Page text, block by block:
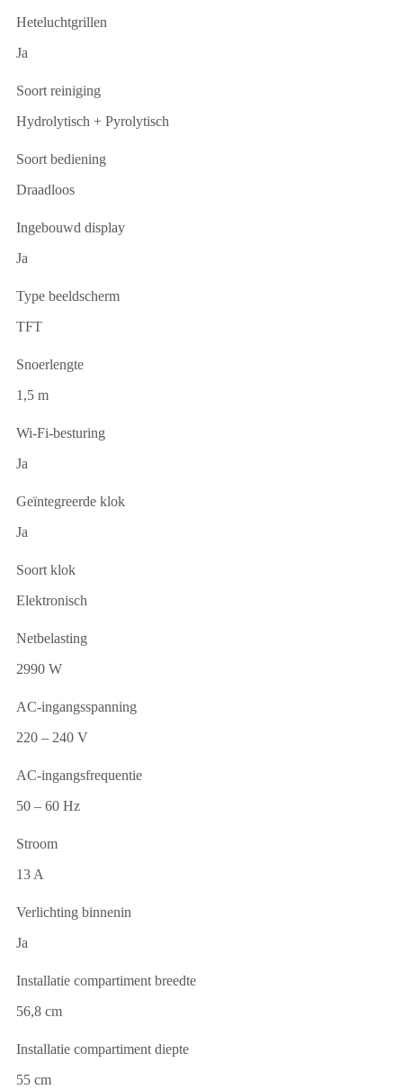
Heteluchtgrillen
Ja
Soort reiniging
Hydrolytisch + Pyrolytisch
Soort bediening
Draadloos
Ingebouwd display
Ja
Type beeldscherm
TFT
Snoerlengte
1,5 m
Wi-Fi-besturing
Ja
Geïntegreerde klok
Ja
Soort klok
Elektronisch
Netbelasting
2990 W
AC-ingangsspanning
220 – 240 V
AC-ingangsfrequentie
50 – 60 Hz
Stroom
13 A
Verlichting binnenin
Ja
Installatie compartiment breedte
56,8 cm
Installatie compartiment diepte
55 cm